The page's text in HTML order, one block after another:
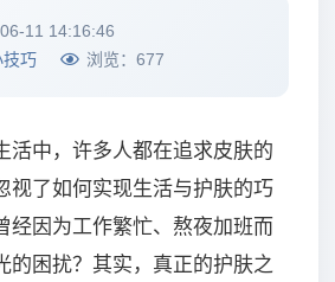
11 14:16:46
技巧 浏览： 677
活中，许多人都在追求皮肤的
视了如何实现生活与护肤的巧
经因为工作繁忙、熬夜加班而
的困扰？其实，真正的护肤之